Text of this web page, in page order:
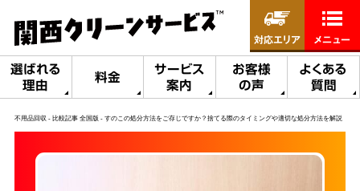
選ばれる
理由
料金
サービス
案内
お客様
の声
よくある
質問
対応エリア メニュー
不用品回収 比較記事 全国版 すのこの処分方法をご存じですか？捨てる際のタイミングや適切な処分方法を解説